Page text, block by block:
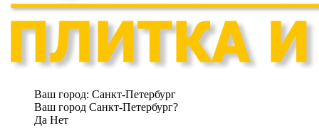
Ваш город: Санкт-Петербург
Ваш город Санкт-Петербург?
Да Нет